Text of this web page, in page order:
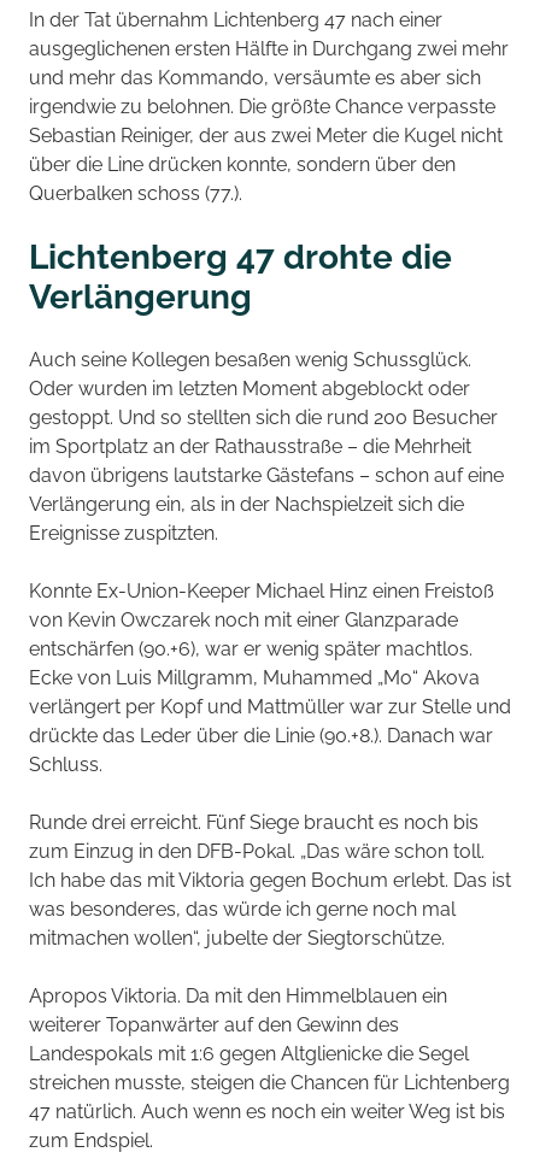
In der Tat übernahm Lichtenberg 47 nach einer
ausgeglichenen ersten Hälfte in Durchgang zwei mehr
und mehr das Kommando, versäumte es aber sich
irgendwie zu belohnen. Die größte Chance verpasste
Sebastian Reiniger, der aus zwei Meter die Kugel nicht
über die Line drücken konnte, sondern über den
Querbalken schoss (77.).
Lichtenberg 47 drohte die
Verlängerung
Auch seine Kollegen besaßen wenig Schussglück.
Oder wurden im letzten Moment abgeblockt oder
gestoppt. Und so stellten sich die rund 200 Besucher
im Sportplatz an der Rathausstraße – die Mehrheit
davon übrigens lautstarke Gästefans – schon auf eine
Verlängerung ein, als in der Nachspielzeit sich die
Ereignisse zuspitzten.
Konnte Ex-Union-Keeper Michael Hinz einen Freistoß
von Kevin Owczarek noch mit einer Glanzparade
entschärfen (90.+6), war er wenig später machtlos.
Ecke von Luis Millgramm, Muhammed „Mo“ Akova
verlängert per Kopf und Mattmüller war zur Stelle und
drückte das Leder über die Linie (90.+8.). Danach war
Schluss.
Runde drei erreicht. Fünf Siege braucht es noch bis
zum Einzug in den DFB-Pokal. „Das wäre schon toll.
Ich habe das mit Viktoria gegen Bochum erlebt. Das ist
was besonderes, das würde ich gerne noch mal
mitmachen wollen“, jubelte der Siegtorschütze.
Apropos Viktoria. Da mit den Himmelblauen ein
weiterer Topanwärter auf den Gewinn des
Landespokals mit 1:6 gegen Altglienicke die Segel
streichen musste, steigen die Chancen für Lichtenberg
47 natürlich. Auch wenn es noch ein weiter Weg ist bis
zum Endspiel.